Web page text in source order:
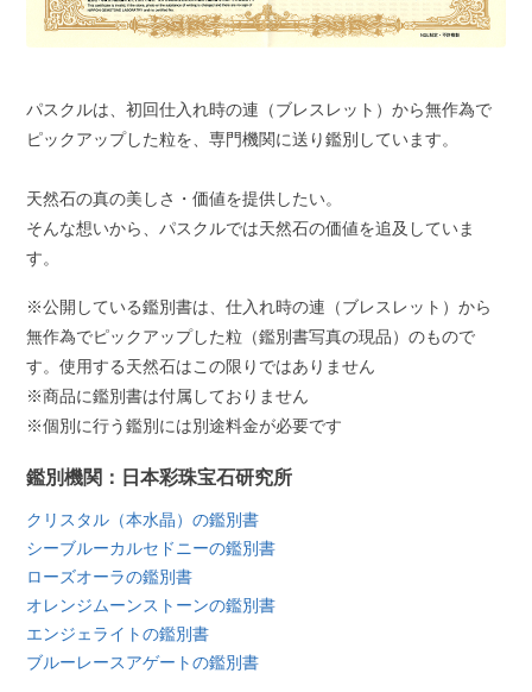
パスクルは、初回仕入れ時の連（ブレスレット）から無作為で
ピックアップした粒を、専門機関に送り鑑別しています。
天然石の真の美しさ・価値を提供したい。
そんな想いから、パスクルでは天然石の価値を追及していま
す。
※公開している鑑別書は、仕入れ時の連（ブレスレット）から
無作為でピックアップした粒（鑑別書写真の現品）のもので
す。使用する天然石はこの限りではありません
※商品に鑑別書は付属しておりません
※個別に行う鑑別には別途料金が必要です
鑑別機関：日本彩珠宝石研究所
クリスタル（本水晶）の鑑別書
シーブルーカルセドニーの鑑別書
ローズオーラの鑑別書
オレンジムーンストーンの鑑別書
エンジェライトの鑑別書
ブルーレースアゲートの鑑別書